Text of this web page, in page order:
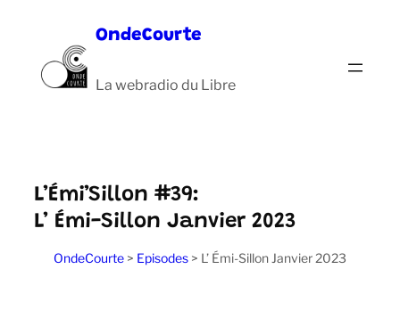
contenu
OndeCourte
La webradio du Libre
L’Émi’Sillon #39:
L’ Émi-Sillon Janvier 2023
OndeCourte > Episodes > L’ Émi-Sillon Janvier 2023